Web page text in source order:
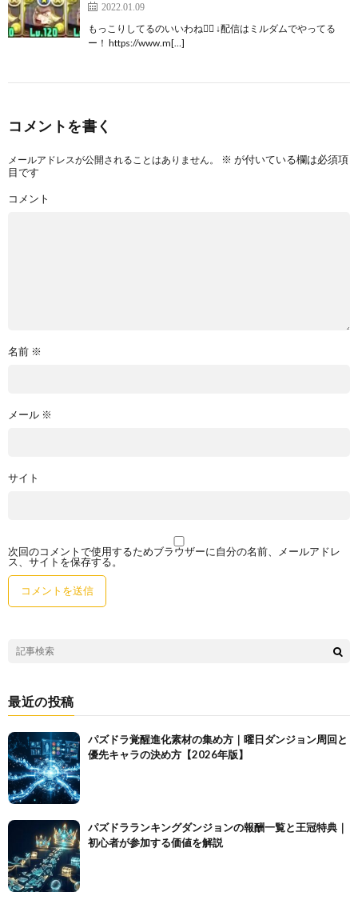
2022.01.09
もっこりしてるのいいわね👱‍♀️ ↓配信はミルダムでやってる
ー！ https://www.m[…]
コメントを書く
メールアドレスが公開されることはありません。 ※ が付いている欄は必須項
目です
コメント
名前 ※
メール ※
サイト
次回のコメントで使用するためブラウザーに自分の名前、メールアドレ
ス、サイトを保存する。
最近の投稿
パズドラ覚醒進化素材の集め方｜曜日ダンジョン周回と
優先キャラの決め方【2026年版】
パズドラランキングダンジョンの報酬一覧と王冠特典｜
初心者が参加する価値を解説